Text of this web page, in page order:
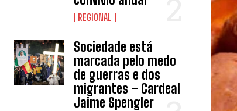
REGIONAL
Sociedade está
marcada pelo medo
de guerras e dos
migrantes – Cardeal
Jaime Spengler